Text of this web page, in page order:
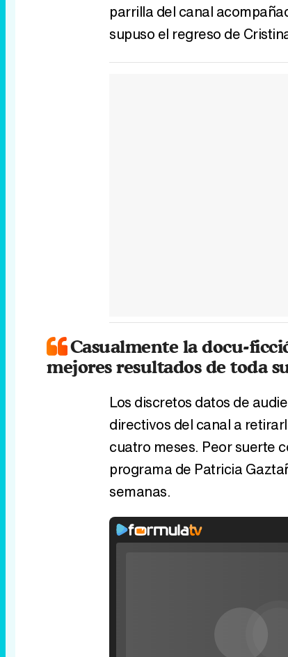
parrilla del canal
supuso el regreso de
Casualmente la docu-
mejores resultados de toda
Los discretos datos de
directivos del canal a
cuatro meses. Peor suerte
programa de Patricia
semanas.